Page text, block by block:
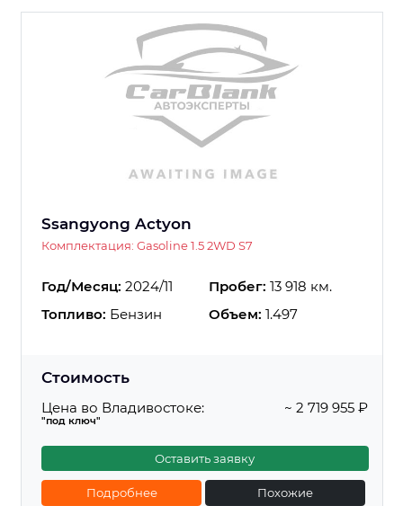
Ssangyong Actyon
Комплектация: Gasoline 1.5 2WD S7
Год/Месяц: 2024/11 Пробег: 13 918 км.
Топливо: Бензин Объем: 1.497
Стоимость
Цена во Владивостоке:
"под ключ"
~ 2 719 955 ₽
Оставить заявку
Подробнее Похожие